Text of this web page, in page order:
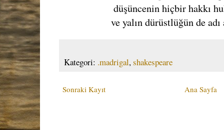
düşüncenin hiçbir hakkı
ve yalın dürüstlüğün de adı
Kategori: .madrigal,shakespeare
Sonraki Kayıt Ana Sayfa